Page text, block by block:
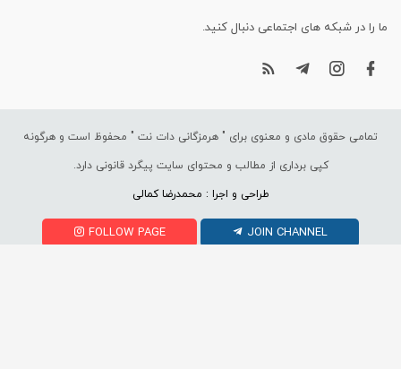
ما را در شبکه های اجتماعی دنبال کنید.
تمامی حقوق مادی و معنوی برای " هرمزگانی دات نت " محفوظ است و هرگونه
کپی برداری از مطالب و محتوای سایت پیگرد قانونی دارد.
طراحی و اجرا : محمدرضا کمالی
FOLLOW PAGE JOIN CHANNEL